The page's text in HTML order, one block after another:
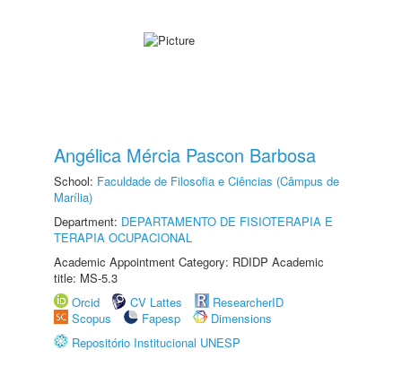
Angélica Mércia Pascon Barbosa
School: Faculdade de Filosofia e Ciências (Câmpus de
Marília)
Department: DEPARTAMENTO DE FISIOTERAPIA E
TERAPIA OCUPACIONAL
Academic Appointment Category: RDIDP Academic
title: MS-5.3
Orcid
CV Lattes
ResearcherID
Scopus
Fapesp
Dimensions
Repositório Institucional UNESP